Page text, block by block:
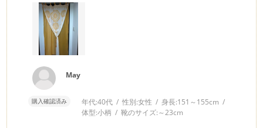
May
購入確認済み 年代:40代 性別:女性 身長:151～155cm
体型:小柄 靴のサイズ:～23cm